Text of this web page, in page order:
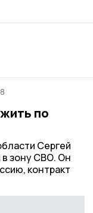
по
Сергей
в зону СВО. Он
контракт